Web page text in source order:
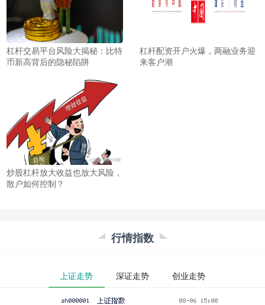
杠杆交易平台风险大揭秘：比特
币新高背后的隐秘陷阱
杠杆配资开户火爆，两融业务迎
来客户潮
炒股杠杆放大收益也放大风险，
散户如何控制？
行情指数
上证走势 深证走势 创业走势